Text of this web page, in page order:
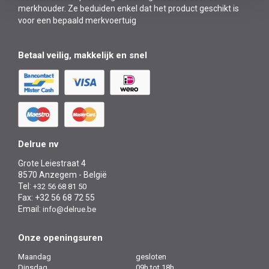
merkhouder. Ze beduiden enkel dat het product geschikt is
voor een bepaald merkvoertuig
Betaal veilig, makkelijk en snel
Delrue nv
Grote Leiestraat 4
8570 Anzegem - België
Tel: +32 56 68 81 50
Fax: +32 56 68 72 55
Email: info@delrue.be
Onze openingsuren
Maandag
gesloten